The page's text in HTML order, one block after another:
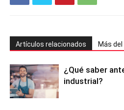
Artículos relacionados Más
¿Qué saber
industrial?